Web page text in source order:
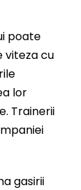
poate
viteza cu
lor
Trainerii
gasirii